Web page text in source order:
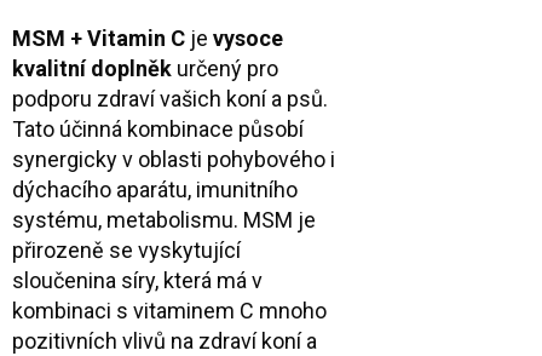
MSM + Vitamin C je vysoce
kvalitní doplněk určený pro
podporu zdraví vašich koní a psů.
Tato účinná kombinace působí
synergicky v oblasti pohybového i
dýchacího aparátu, imunitního
systému, metabolismu. MSM je
přirozeně se vyskytující
sloučenina síry, která má v
kombinaci s vitaminem C mnoho
pozitivních vlivů na zdraví koní a